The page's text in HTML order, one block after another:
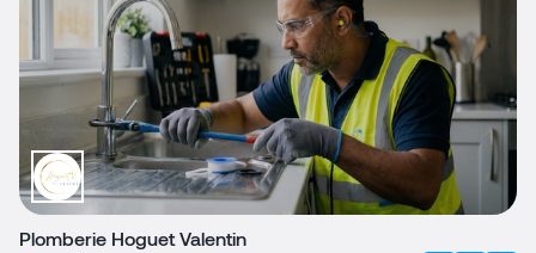
Plomberie Hoguet Valentin